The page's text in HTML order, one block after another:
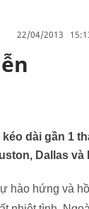
22/04/2013
dài gần 1
Dallas và
hào hứng và